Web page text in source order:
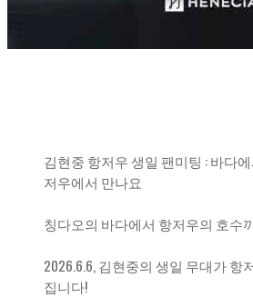
김현중 항저우 생일 팬미팅 : 바다
저우에서 만나요
칭다오의 바다에서 항저우의 호수
2026.6.6, 김현중의 생일 무대가 항
집니다!